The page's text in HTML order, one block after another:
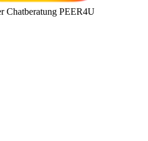
Chatberatung PEER4U